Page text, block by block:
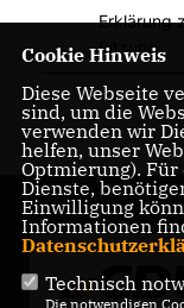
Erklärung
Sitzung
Cookie Hinweis
Diese Webseite
sind, um die
verwenden wir
helfen, unser
Optmierung).
Dienste,
Einwilligung
Informationen
Technisch
Die notwendigen